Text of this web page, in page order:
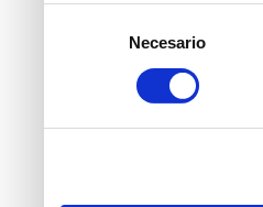
que les
partir del
consentimiento
Necesario